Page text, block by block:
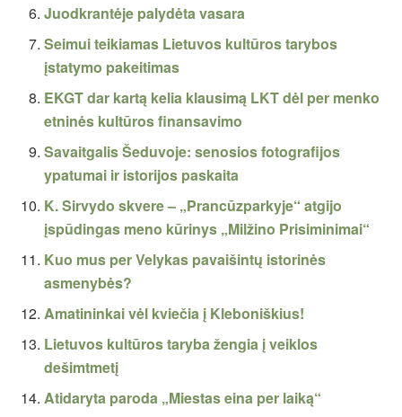
Juodkrantėje palydėta vasara
Seimui teikiamas Lietuvos kultūros tarybos
įstatymo pakeitimas
EKGT dar kartą kelia klausimą LKT dėl per menko
etninės kultūros finansavimo
Savaitgalis Šeduvoje: senosios fotografijos
ypatumai ir istorijos paskaita
K. Sirvydo skvere – „Prancūzparkyje“ atgijo
įspūdingas meno kūrinys „Milžino Prisiminimai“
Kuo mus per Velykas pavaišintų istorinės
asmenybės?
Amatininkai vėl kviečia į Kleboniškius!
Lietuvos kultūros taryba žengia į veiklos
dešimtmetį
Atidaryta paroda „Miestas eina per laiką“